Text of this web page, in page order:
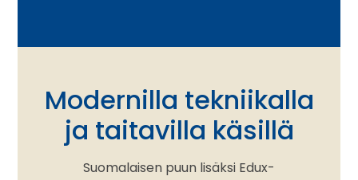
Modernilla tekniikalla
ja taitavilla käsillä
Suomalaisen puun lisäksi Edux-